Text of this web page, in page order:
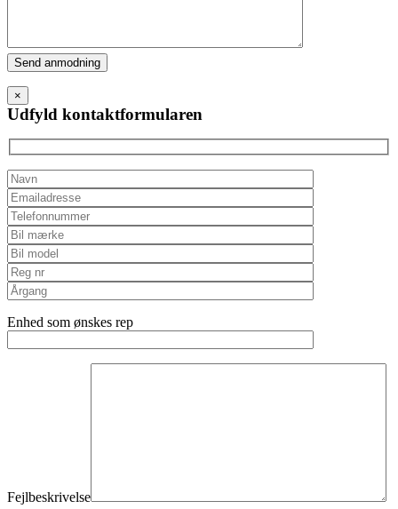
Please
leave
this
field
empty.
×
Udfyld kontaktformularen
Enhed som ønskes rep
Fejlbeskrivelse